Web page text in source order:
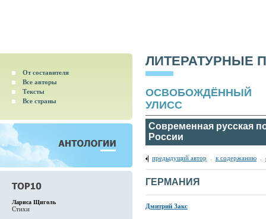
От составителя
Все авторы
Тексты
Все страны
Лариса Щиголь
Стихи
ЛИТЕРАТУРНЫЕ
ОСВОБОЖДЁННЫЙ
УЛИСС
Современная русская
России
предыдущий автор к содержанию
ГЕРМАНИЯ
Дмитрий Закс